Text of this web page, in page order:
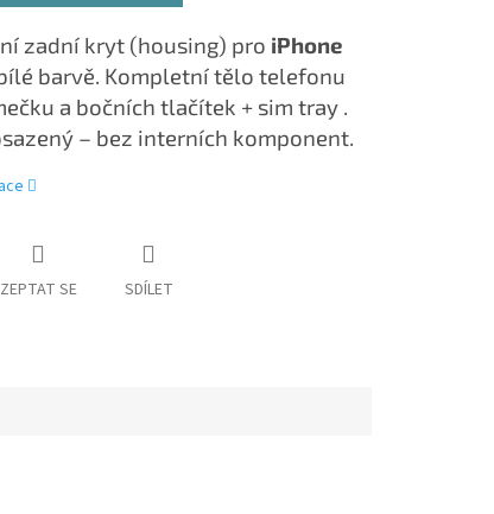
zadní kryt (housing) pro iPhone
barvě. Kompletní tělo telefonu
a bočních tlačítek + sim tray .
– bez interních komponent.
ZEPTAT SE SDÍLET